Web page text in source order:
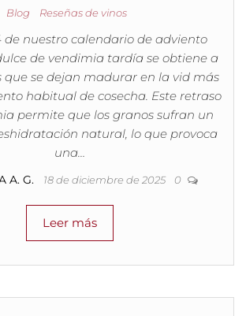
Blog Reseñas de vinos
de nuestro calendario de adviento
de vendimia tardía se obtiene a
que se dejan madurar en la vid más
habitual de cosecha. Este retraso
permite que los granos sufran un
natural, lo que provoca
una…
A. G. 18 de diciembre de 2025 0
Leer más